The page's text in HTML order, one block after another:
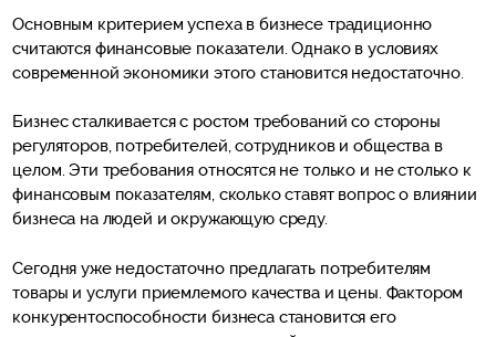
Основным критерием успеха в бизнесе традиционно
считаются финансовые показатели. Однако в условиях
современной экономики этого становится недостаточно.
Бизнес сталкивается с ростом требований со стороны
регуляторов, потребителей, сотрудников и общества в
целом. Эти требования относятся не только и не столько к
финансовым показателям, сколько ставят вопрос о влиянии
бизнеса на людей и окружающую среду.
Сегодня уже недостаточно предлагать потребителям
товары и услуги приемлемого качества и цены. Фактором
конкурентоспособности бизнеса становится его